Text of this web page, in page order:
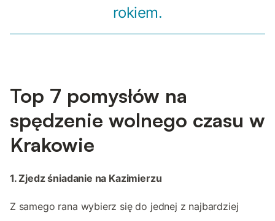
rokiem.
Top 7 pomysłów na
spędzenie wolnego czasu w
Krakowie
1. Zjedz śniadanie na Kazimierzu
Z samego rana wybierz się do jednej z najbardziej